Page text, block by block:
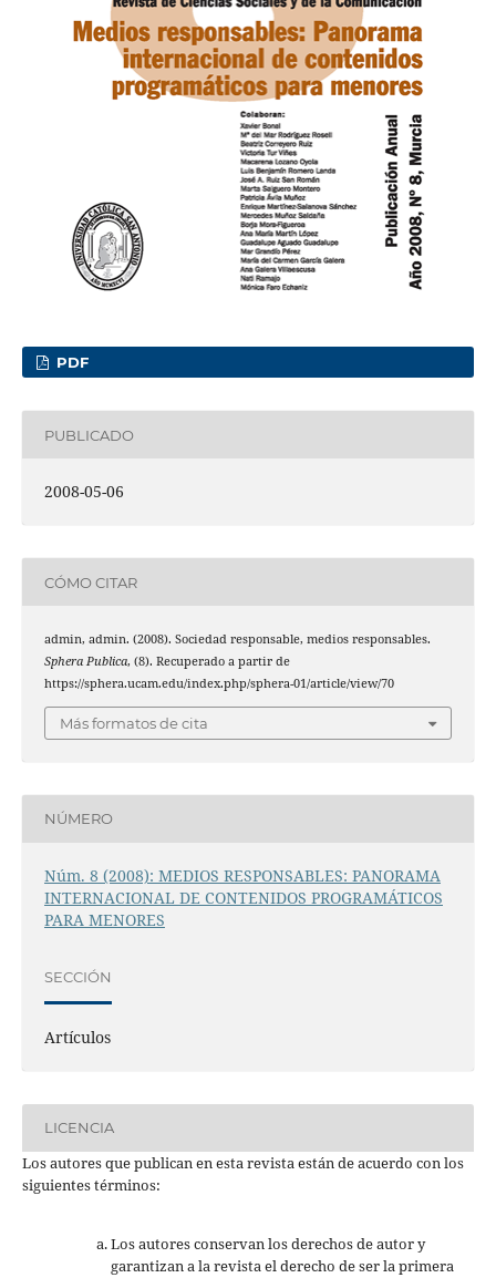
PDF
PUBLICADO
2008-05-06
CÓMO CITAR
admin, admin. (2008). Sociedad responsable, medios responsables.
Sphera Publica, (8). Recuperado a partir de
https://sphera.ucam.edu/index.php/sphera-01/article/view/70
Más formatos de cita
NÚMERO
Núm. 8 (2008): MEDIOS RESPONSABLES: PANORAMA
INTERNACIONAL DE CONTENIDOS PROGRAMÁTICOS
PARA MENORES
SECCIÓN
Artículos
LICENCIA
Los autores que publican en esta revista están de acuerdo con los
siguientes términos:
Los autores conservan los derechos de autor y
garantizan a la revista el derecho de ser la primera